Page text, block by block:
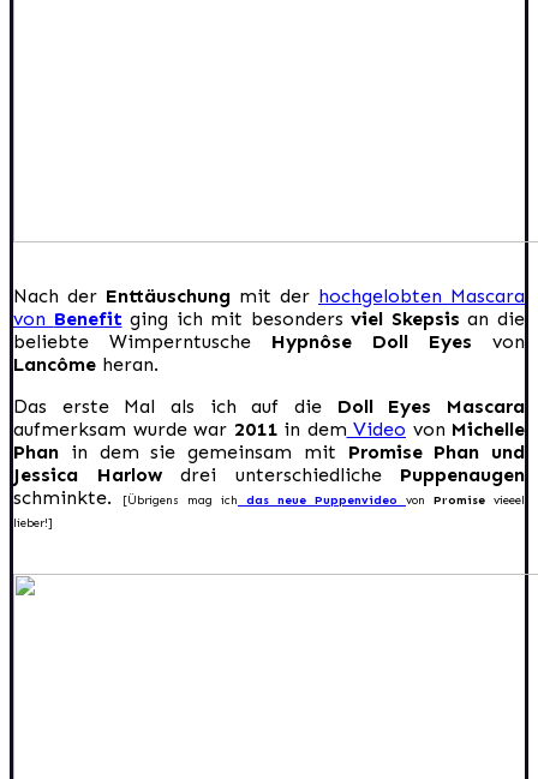
Nach der Enttäuschung mit der hochgelobten Mascara
von Benefit ging ich mit besondersviel Skepsisan die
beliebte Wimperntusche Hypnôse Doll Eyes von
Lancôme heran.
Das erste Mal als ich auf die Doll Eyes Mascara
aufmerksam wurde war 2011 in dem Video von Michelle
Phan in dem sie gemeinsam mit Promise Phan und
Jessica Harlowdrei unterschiedliche Puppenaugen
schminkte.
[Übrigens mag ich das neue Puppenvideo von Promise vieeel
lieber!]